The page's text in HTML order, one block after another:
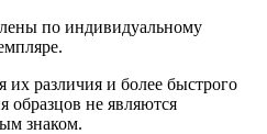
по индивидуальному
различия и более быстрого
образцов не являются
знаком.